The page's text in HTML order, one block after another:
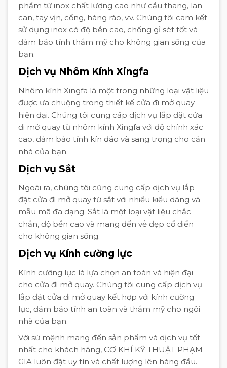
phẩm từ inox chất lượng cao như cầu thang, lan
can, tay vịn, cổng, hàng rào, v.v. Chúng tôi cam kết
sử dụng inox có độ bền cao, chống gỉ sét tốt và
đảm bảo tính thẩm mỹ cho không gian sống của
bạn.
Dịch vụ Nhôm Kính Xingfa
Nhôm kính Xingfa là một trong những loại vật liệu
được ưa chuộng trong thiết kế cửa đi mở quay
hiện đại. Chúng tôi cung cấp dịch vụ lắp đặt cửa
đi mở quay từ nhôm kính Xingfa với độ chính xác
cao, đảm bảo tính kín đáo và sang trọng cho căn
nhà của bạn.
Dịch vụ Sắt
Ngoài ra, chúng tôi cũng cung cấp dịch vụ lắp
đặt cửa đi mở quay từ sắt với nhiều kiểu dáng và
mẫu mã đa dạng. Sắt là một loại vật liệu chắc
chắn, độ bền cao và mang đến vẻ đẹp cổ điển
cho không gian sống.
Dịch vụ Kính cường lực
Kính cường lực là lựa chọn an toàn và hiện đại
cho cửa đi mở quay. Chúng tôi cung cấp dịch vụ
lắp đặt cửa đi mở quay kết hợp với kính cường
lực, đảm bảo tính an toàn và thẩm mỹ cho ngôi
nhà của bạn.
Với sứ mệnh mang đến sản phẩm và dịch vụ tốt
nhất cho khách hàng, CƠ KHÍ KỸ THUẬT PHẠM
GIA luôn đặt uy tín và chất lượng lên hàng đầu.